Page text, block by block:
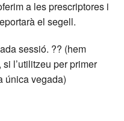
a les prescriptores i
el segell.
sessió. ?? (hem
l’utilitzeu per primer
única vegada)